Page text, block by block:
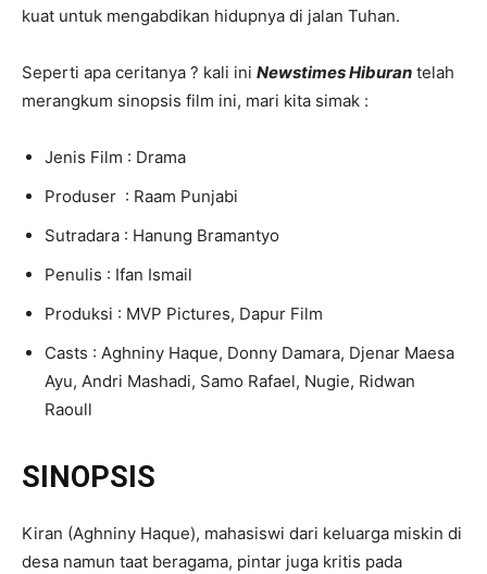
kuat untuk mengabdikan hidupnya di jalan Tuhan.
Seperti apa ceritanya ? kali ini Newstimes Hiburan telah
merangkum sinopsis film ini, mari kita simak :
Jenis Film : Drama
Produser : Raam Punjabi
Sutradara : Hanung Bramantyo
Penulis : Ifan Ismail
Produksi : MVP Pictures, Dapur Film
Casts : Aghniny Haque, Donny Damara, Djenar Maesa
Ayu, Andri Mashadi, Samo Rafael, Nugie, Ridwan
Raoull
SINOPSIS
Kiran (Aghniny Haque), mahasiswi dari keluarga miskin di
desa namun taat beragama, pintar juga kritis pada